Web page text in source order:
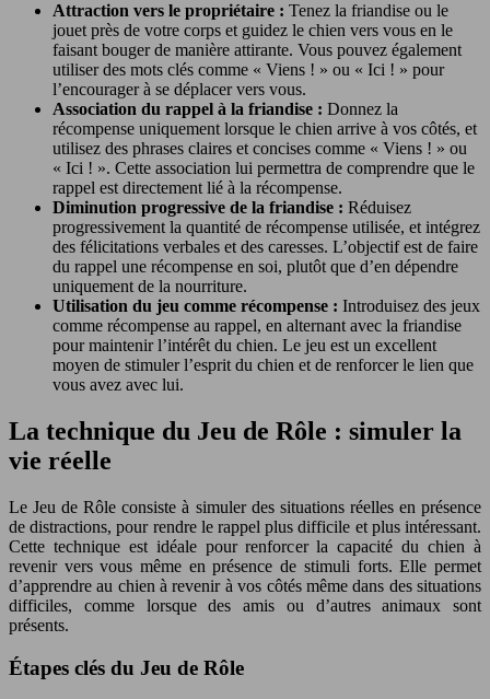
Attraction vers le propriétaire : Tenez la friandise ou le
jouet près de votre corps et guidez le chien vers vous en le
faisant bouger de manière attirante. Vous pouvez également
utiliser des mots clés comme « Viens ! » ou « Ici ! » pour
l’encourager à se déplacer vers vous.
Association du rappel à la friandise : Donnez la
récompense uniquement lorsque le chien arrive à vos côtés, et
utilisez des phrases claires et concises comme « Viens ! » ou
« Ici ! ». Cette association lui permettra de comprendre que le
rappel est directement lié à la récompense.
Diminution progressive de la friandise : Réduisez
progressivement la quantité de récompense utilisée, et intégrez
des félicitations verbales et des caresses. L’objectif est de faire
du rappel une récompense en soi, plutôt que d’en dépendre
uniquement de la nourriture.
Utilisation du jeu comme récompense : Introduisez des jeux
comme récompense au rappel, en alternant avec la friandise
pour maintenir l’intérêt du chien. Le jeu est un excellent
moyen de stimuler l’esprit du chien et de renforcer le lien que
vous avez avec lui.
La technique du Jeu de Rôle : simuler la
vie réelle
Le Jeu de Rôle consiste à simuler des situations réelles en présence
de distractions, pour rendre le rappel plus difficile et plus intéressant.
Cette technique est idéale pour renforcer la capacité du chien à
revenir vers vous même en présence de stimuli forts. Elle permet
d’apprendre au chien à revenir à vos côtés même dans des situations
difficiles, comme lorsque des amis ou d’autres animaux sont
présents.
Étapes clés du Jeu de Rôle